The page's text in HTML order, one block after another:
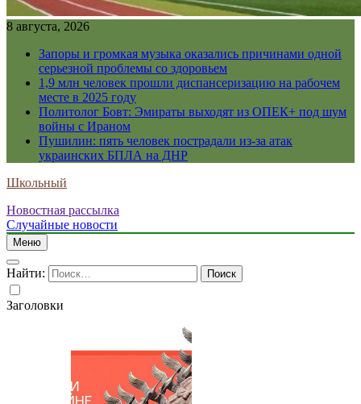
8 августа, 2026
Запоры и громкая музыка оказались причинами одной
серьезной проблемы со здоровьем
1,9 млн человек прошли диспансеризацию на рабочем
месте в 2025 году
Политолог Бовт: Эмираты выходят из ОПЕК+ под шум
войны с Ираном
Пушилин: пять человек пострадали из-за атак
украинских БПЛА на ДНР
Школьный
Новостная рассылка
Случайные новости
Меню
Найти:
Заголовки